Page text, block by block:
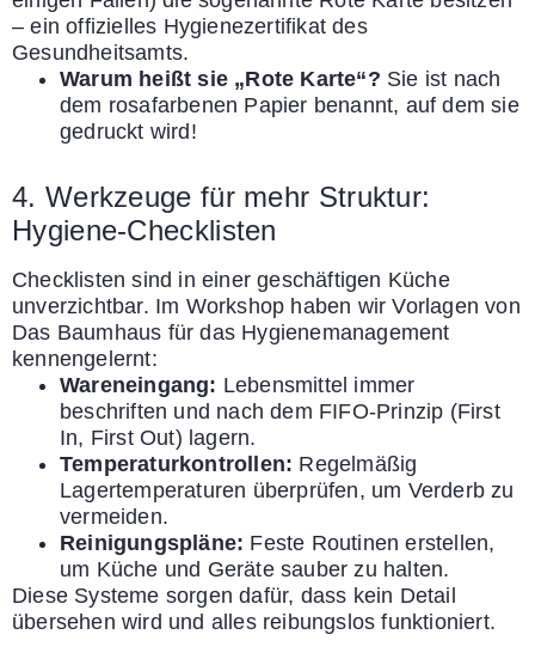
– ein offizielles Hygienezertifikat des
Gesundheitsamts.
Warum heißt sie „Rote Karte“? Sie ist nach
dem rosafarbenen Papier benannt, auf dem sie
gedruckt wird!
4. Werkzeuge für mehr Struktur:
Hygiene-Checklisten
Checklisten sind in einer geschäftigen Küche
unverzichtbar. Im Workshop haben wir Vorlagen von
Das Baumhaus für das Hygienemanagement
kennengelernt:
Wareneingang: Lebensmittel immer
beschriften und nach dem FIFO-Prinzip (First
In, First Out) lagern.
Temperaturkontrollen: Regelmäßig
Lagertemperaturen überprüfen, um Verderb zu
vermeiden.
Reinigungspläne: Feste Routinen erstellen,
um Küche und Geräte sauber zu halten.
Diese Systeme sorgen dafür, dass kein Detail
übersehen wird und alles reibungslos funktioniert.